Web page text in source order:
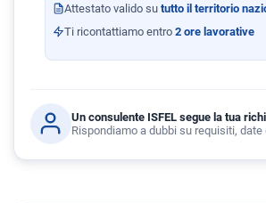
Attestato valido su tutto il territorio
Ti ricontattiamo entro 2 ore lavorative
Un consulente ISFEL segue la tua
Rispondiamo a dubbi su requisiti,